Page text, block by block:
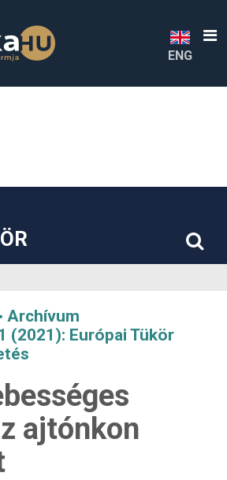
ENG
Archívum
(2021): Európai Tükör
ajtónkon